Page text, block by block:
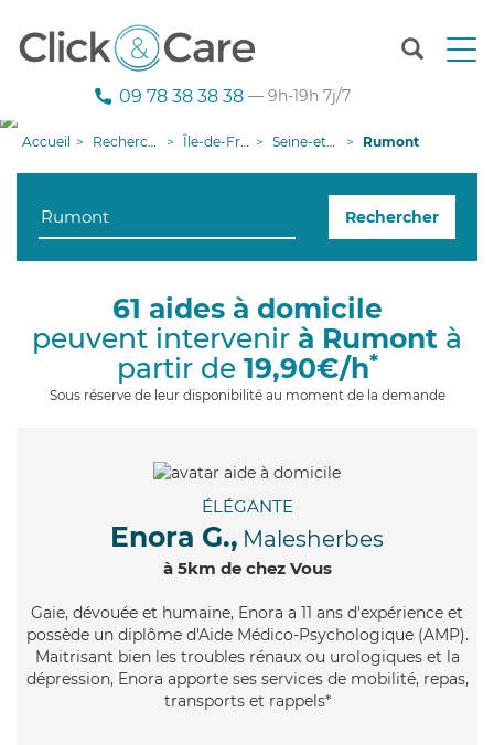
T
n
g
09 78 38 38 38 — 9h-19h 7j/7
Accueil Recherche aide à domicile Île-de-France Seine-et-Marne Rumont
Rechercher
61 aides à domicile
peuvent intervenir à Rumont à
partir de 19,90€/h*
Sous réserve de leur disponibilité au moment de la demande
ÉLÉGANTE
Enora G., Malesherbes
à 5km de chez Vous
Gaie, dévouée et humaine, Enora a 11 ans d'expérience et
possède un diplôme d'Aide Médico-Psychologique (AMP).
Maitrisant bien les troubles rénaux ou urologiques et la
dépression, Enora apporte ses services de mobilité, repas,
transports et rappels*